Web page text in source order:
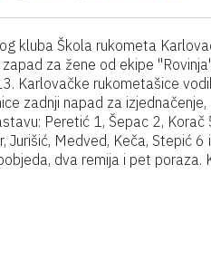
kluba Škola rukometa
za žene od ekipe
Karlovačke rukometašice
zadnji napad za
Peretić 1, Šepac 2,
Jurišić, Medved, Keča, Stepić
dva remija i pet poraza.